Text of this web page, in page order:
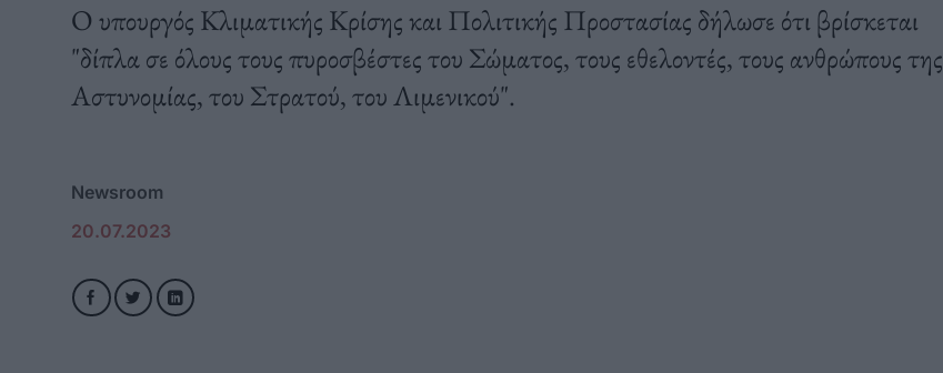
Ο υπουργός Κλιματικής Κρίσης και Πολιτικής Προστασίας δήλωσε ότι βρίσκεται
"δίπλα σε όλους τους πυροσβέστες του Σώματος, τους εθελοντές, τους ανθρώπους της
Αστυνομίας, του Στρατού, του Λιμενικού".
Newsroom
20.07.2023